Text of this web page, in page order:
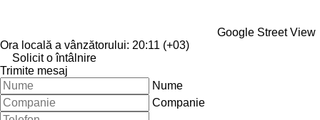
Google Street View
Ora locală a vânzătorului: 20:11 (+03)
Solicit o întâlnire
Trimite mesaj
Nume
Companie